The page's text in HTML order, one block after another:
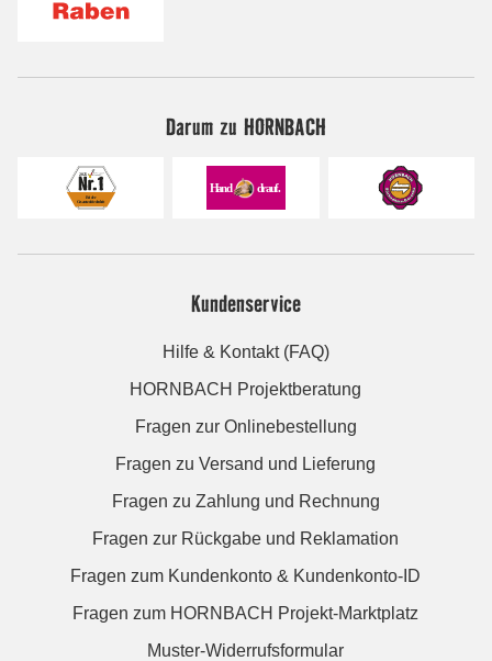
Darum zu HORNBACH
Kundenservice
Hilfe & Kontakt (FAQ)
HORNBACH Projektberatung
Fragen zur Onlinebestellung
Fragen zu Versand und Lieferung
Fragen zu Zahlung und Rechnung
Fragen zur Rückgabe und Reklamation
Fragen zum Kundenkonto & Kundenkonto-ID
Fragen zum HORNBACH Projekt-Marktplatz
Muster-Widerrufsformular